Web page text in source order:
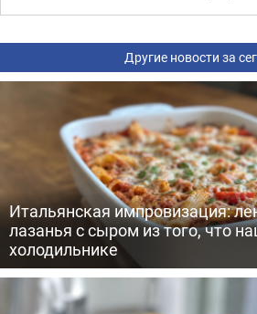
Другие новости за
Итальянская импровизация:
лазанья с сыром из того, что
холодильнике